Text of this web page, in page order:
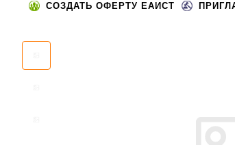
СОЗДАТЬ ОФЕРТУ ЕАИСТ